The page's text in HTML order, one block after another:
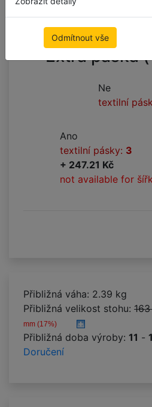
Odmítnout vše
Extra páska
Ne
textilní
Ano
textilní pásky: 3
+ 247.21 Kč
not available for
Přibližná váha: 2.39 kg
Přibližná velikost stohu:
mm (17%)
Přibližná doba výroby: 11 -
Doručení